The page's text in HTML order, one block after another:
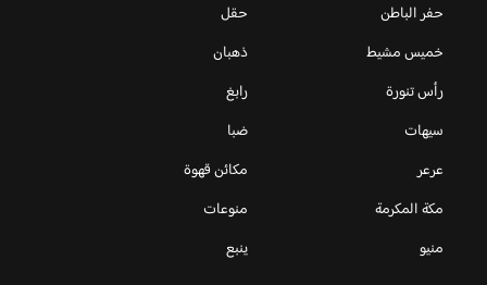
حفر الباطن
حقل
خميس مشيط
ذهبان
رأس تنورة
رابغ
سيهات
ضبا
عرعر
مكائن قهوة
مكة المكرمة
منوعات
منيو
ينبع